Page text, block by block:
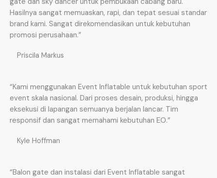
Hasilnya sangat memuaskan, rapi, dan tepat sesuai standar
brand kami. Sangat direkomendasikan untuk kebutuhan
promosi perusahaan.”
Priscila Markus
“Kami menggunakan Event Inflatable untuk kebutuhan sport
event skala nasional. Dari proses desain, produksi, hingga
eksekusi di lapangan semuanya berjalan lancar. Tim
responsif dan sangat memahami kebutuhan EO.”
Kyle Hoffman
“Balon gate dan instalasi dari Event Inflatable sangat